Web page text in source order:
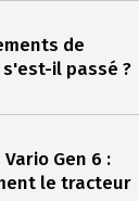
de
il passé ?
Gen 6 :
le tracteur